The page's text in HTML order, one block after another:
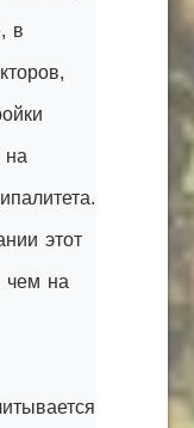
в
на
этот
чем на